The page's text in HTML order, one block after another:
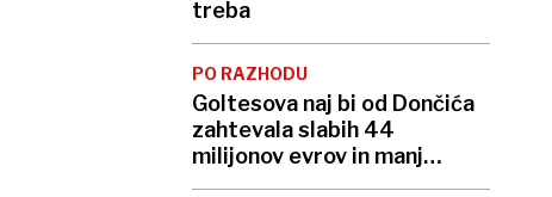
treba
PO RAZHODU
Goltesova naj bi od Dončića
zahtevala slabih 44
milijonov evrov in manj
stikov z otrokoma